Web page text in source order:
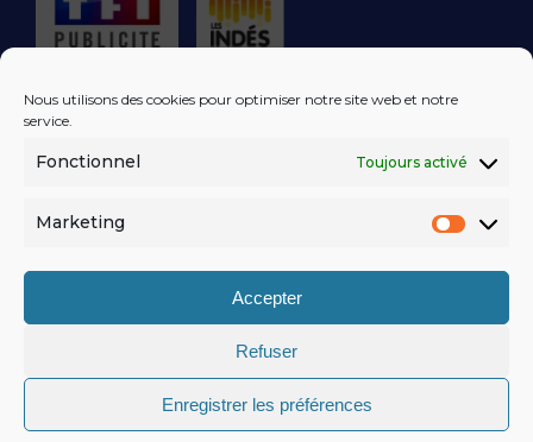
Nous utilisons des cookies pour optimiser notre site web et notre
service.
Fonctionnel Toujours activé
Marketing
Accepter
Refuser
Enregistrer les préférences
RÉGIE PUBLICITAIRE
LES EXCLUS
DANS VOTRE
MENTIONS LÉGALES
POLITIQUE DE CONFIDENTIALITÉ